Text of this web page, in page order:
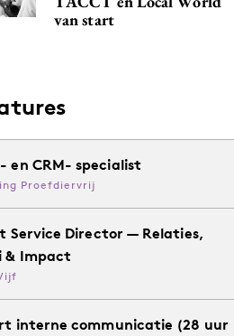
van start
en CRM- specialist
Proefdiervrij
Service Director — Relaties,
& Impact
interne communicatie (28 uur